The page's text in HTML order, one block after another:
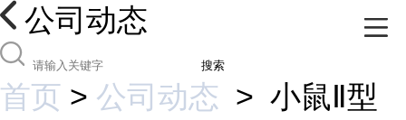
公司动态
搜索
首页 > 公司动态 > 小鼠Ⅱ型